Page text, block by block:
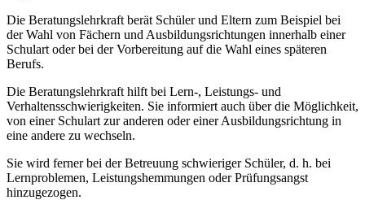
Die Beratungslehrkraft berät Schüler und Eltern zum Beispiel bei
der Wahl von Fächern und Ausbildungsrichtungen innerhalb einer
Schulart oder bei der Vorbereitung auf die Wahl eines späteren
Berufs.
Die Beratungslehrkraft hilft bei Lern-, Leistungs- und
Verhaltensschwierigkeiten. Sie informiert auch über die Möglichkeit,
von einer Schulart zur anderen oder einer Ausbildungsrichtung in
eine andere zu wechseln.
Sie wird ferner bei der Betreuung schwieriger Schüler, d. h. bei
Lernproblemen, Leistungshemmungen oder Prüfungsangst
hinzugezogen.